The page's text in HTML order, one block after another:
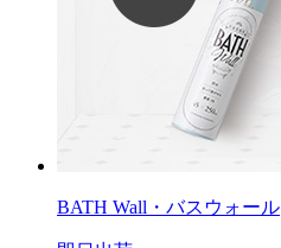
BATH Wall・バスウォール